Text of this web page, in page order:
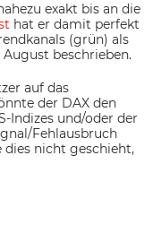
exakt bis an die
hat er damit perfekt
(grün) als
beschrieben.
auf das
der DAX den
Indizes und/oder der
Fehlausbruch
dies nicht geschieht,